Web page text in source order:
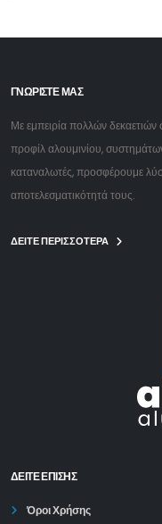
ΓΝΩΡΙΣΤΕ ΜΑΣ
Με εμπειρία πολλών
προφίλ αλουμινίου,
καταναλωτές, προσφέρουμε
αποτελεσματικότητά τους.
ΔΕΙΤΕ ΠΕΡΙΣΣΟΤΕΡΑ
ΔΕΊΤΕ ΕΠΙΣΗΣ
Όροι Χρήσης